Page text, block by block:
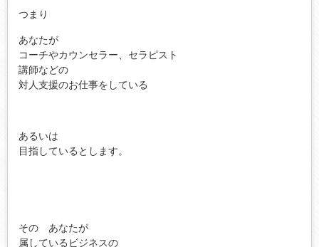
つまり
あなたが
コーチやカウンセラー、セラピスト
講師などの
対人支援のお仕事をしている
あるいは
目指しているとします。
その あなたが
属しているビジネスの